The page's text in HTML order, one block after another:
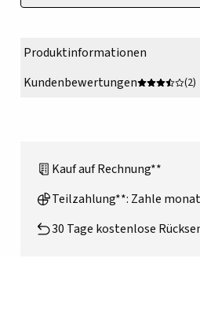
Produktinformationen
Kundenbewertungen
(2)
Kauf auf Rechnung**
Teilzahlung**: Zahle
30 Tage kostenlose